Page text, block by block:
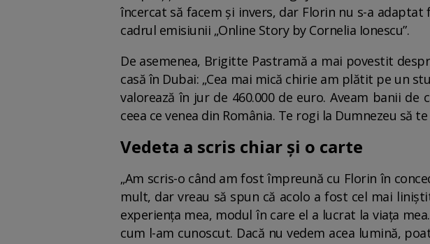
încercat să facem și invers, dar Florin nu s-a
cadrul emisiunii „Online Story by Cornelia Ionescu”.
De asemenea, Brigitte Pastramă a mai povestit
casă în Dubai: „Cea mai mică chirie am plătit pe un
valorează în jur de 460.000 de euro. Aveam banii
ceea ce venea din România. Te rogi la Dumnezeu să
Vedeta a scris chiar și o carte
„Am scris-o când am fost împreună cu Florin în
mult, dar vreau să spun că acolo a fost cel mai
experiența mea, modul în care el a lucrat la viața
cum l-am cunoscut. Dacă nu vedem acea lumină,